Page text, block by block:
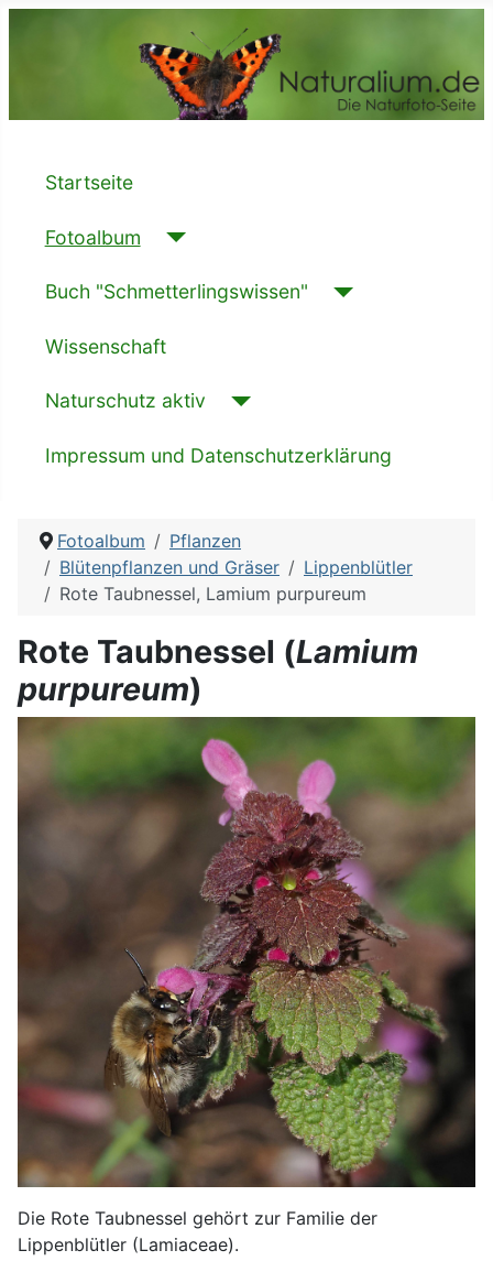
Startseite
Fotoalbum
Buch "Schmetterlingswissen"
Wissenschaft
Naturschutz aktiv
Impressum und Datenschutzerklärung
Fotoalbum
Pflanzen
Blütenpflanzen und Gräser
Lippenblütler
Rote Taubnessel, Lamium purpureum
Rote Taubnessel (Lamium
purpureum)
Die Rote Taubnessel gehört zur Familie der
Lippenblütler (Lamiaceae).